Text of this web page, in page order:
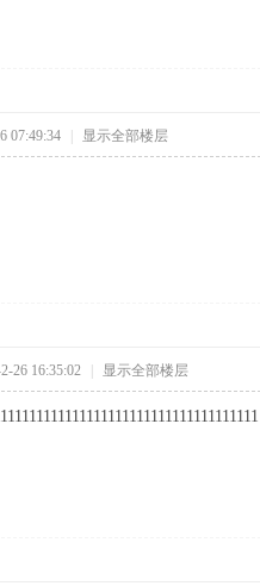
07:49:34 显示全部楼层
26 16:35:02 显示全部楼层